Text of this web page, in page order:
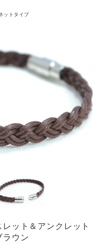
ットタイプ
ット＆アンクレット
ウン